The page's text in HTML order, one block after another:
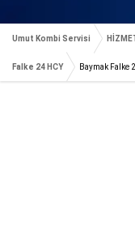
Umut Kombi Servisi
Falke 24 HCY Baymak Falke